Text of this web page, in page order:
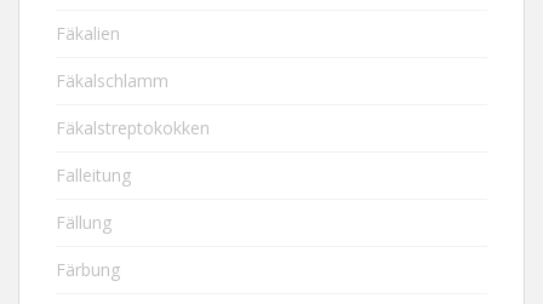
Fäkalien
Fäkalschlamm
Fäkalstreptokokken
Falleitung
Fällung
Färbung